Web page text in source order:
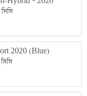
2020 (Blue)